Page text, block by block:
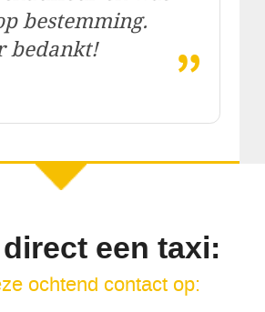
bestemming.
bedankt!
„
een taxi:
ochtend contact op: